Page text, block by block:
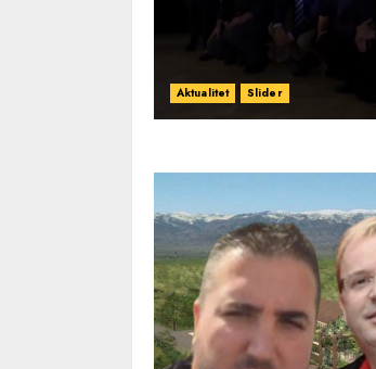
Aktualitet Slider